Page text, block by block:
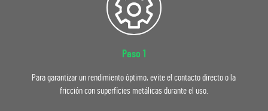
Paso 1
Para garantizar un rendimiento óptimo, evite el contacto directo o la
fricción con superficies metálicas durante el uso.